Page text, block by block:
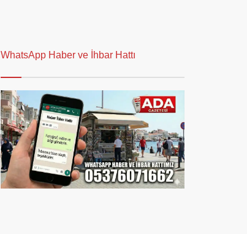
WhatsApp Haber ve İhbar Hattı